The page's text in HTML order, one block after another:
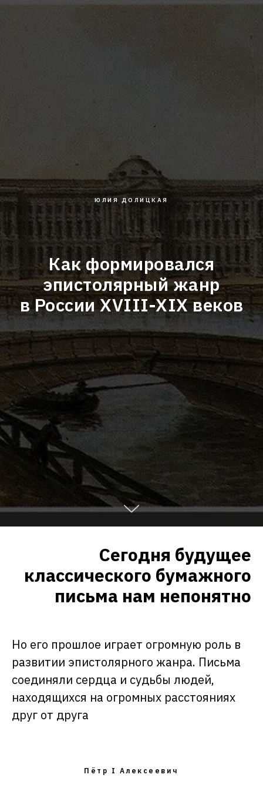
ЮЛИЯ ДОЛИЦКАЯ
Как формировался
эпистолярный жанр
в России XVIII-XIX веков
Сегодня будущее
классического бумажного
письма нам непонятно
Но его прошлое играет огромную роль в
развитии эпистолярного жанра. Письма
соединяли сердца и судьбы людей,
находящихся на огромных расстояниях
друг от друга
Пётр I Алексеевич